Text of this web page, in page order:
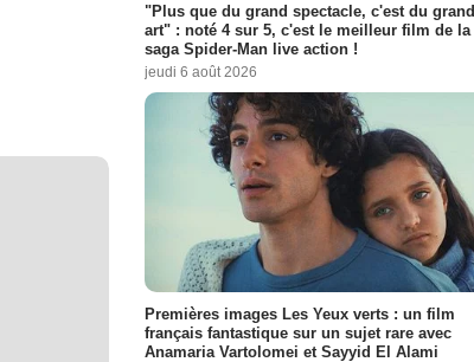
"Plus que du grand spectacle, c'est du grand
art" : noté 4 sur 5, c'est le meilleur film de la
saga Spider-Man live action !
jeudi 6 août 2026
Premières images Les Yeux verts : un film
français fantastique sur un sujet rare avec
Anamaria Vartolomei et Sayyid El Alami